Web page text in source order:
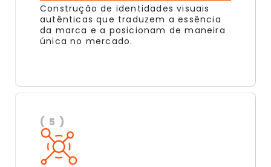
Construção de identidades visuais
autênticas que traduzem a essência
da marca e a posicionam de maneira
única no mercado.
( 5 )